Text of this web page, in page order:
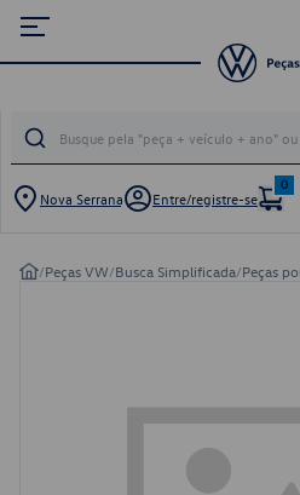
Nova Serrana Entre/registre-se
0
/Peças VW/Busca Simplificada/Peças